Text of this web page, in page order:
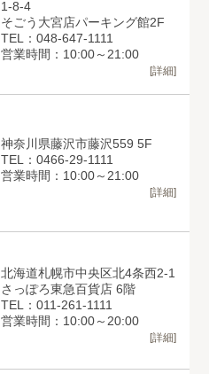
1-8-4
そごう大宮店パーキング館2F
TEL：048-647-1111
営業時間：10:00～21:00
[詳細]
神奈川県藤沢市藤沢559 5F
TEL：0466-29-1111
営業時間：10:00～21:00
[詳細]
北海道札幌市中央区北4条西2-1
さっぽろ東急百貨店 6階
TEL：011-261-1111
営業時間：10:00～20:00
[詳細]